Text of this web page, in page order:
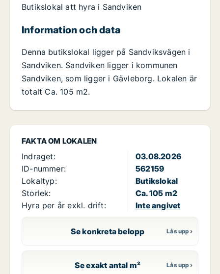
FAKTA OM LOKALEN
Indraget:
03.08.2026
ID-nummer:
562159
Lokaltyp:
Butikslokal
Storlek:
Ca. 105 m2
Hyra per år exkl. drift:
Inte angivet
Se konkreta belopp
Se exakt antal m²
Butikslokal att hyra i Sandviken
Information och data
Denna butikslokal ligger på Sandviksvägen i
Sandviken. Sandviken ligger i kommunen
Sandviken, som ligger i Gävleborg. Lokalen är
totalt Ca. 105 m2.